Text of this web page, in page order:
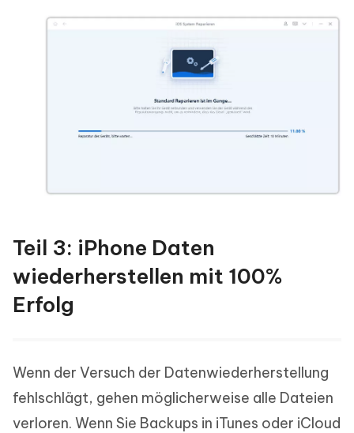
Teil 3: iPhone Daten
wiederherstellen mit 100%
Erfolg
Wenn der Versuch der Datenwiederherstellung
fehlschlägt, gehen möglicherweise alle Dateien
verloren. Wenn Sie Backups in iTunes oder iCloud